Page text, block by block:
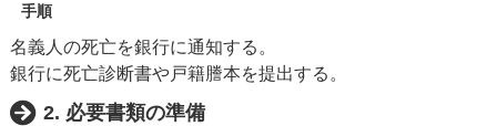
手順
名義人の死亡を銀行に通知する。
銀行に死亡診断書や戸籍謄本を提出する。
2. 必要書類の準備